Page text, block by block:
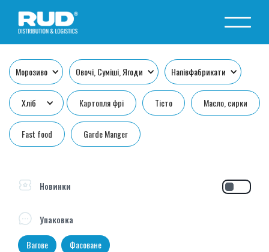
Морозиво Овочі, Суміші, Ягоди Напівфабрикати
Хліб Картопля фрі Тісто Масло, сирки
Fast food Garde Manger
Новинки
Упаковка
Вагове Фасоване